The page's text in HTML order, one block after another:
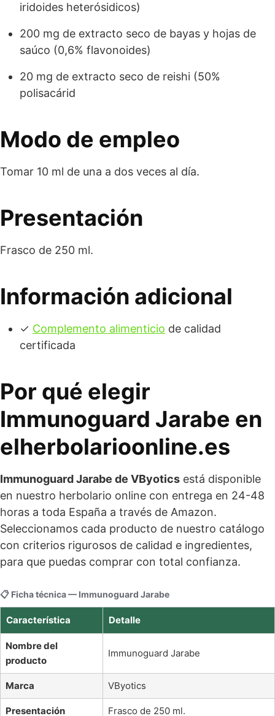
iridoides heterósidicos)
200 mg de extracto seco de bayas y hojas de
saúco (0,6% flavonoides)
20 mg de extracto seco de reishi (50%
polisacárid
Modo de empleo
Tomar 10 ml de una a dos veces al día.
Presentación
Frasco de 250 ml.
Información adicional
✓ Complemento alimenticio de calidad
certificada
Por qué elegir
Immunoguard Jarabe en
elherbolarioonline.es
Immunoguard Jarabe de VByotics está disponible
en nuestro herbolario online con entrega en 24-48
horas a toda España a través de Amazon.
Seleccionamos cada producto de nuestro catálogo
con criterios rigurosos de calidad e ingredientes,
para que puedas comprar con total confianza.
📋 Ficha técnica — Immunoguard Jarabe
Característica Detalle
Nombre del
producto
Immunoguard Jarabe
Marca VByotics
Presentación Frasco de 250 ml.